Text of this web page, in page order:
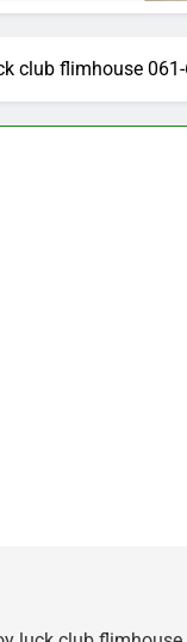
flimhouse 061-